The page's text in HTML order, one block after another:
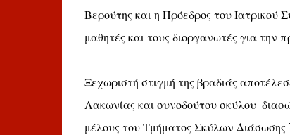
Βερούτης και η Πρόεδρος του
μαθητές και τους διοργανωτές για την
Ξεχωριστή στιγμή της βραδιάς
Λακωνίας και συνοδούτου σκύλου-
μέλους του Τμήματος Σκύλων